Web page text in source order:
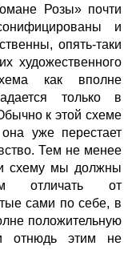
Розы» почти
и
опять-таки
художественного
как вполне
только в
к этой схеме
уже перестает
Тем не менее
схему мы должны
отличать от
сами по себе, в
положительную
отнюдь этим не